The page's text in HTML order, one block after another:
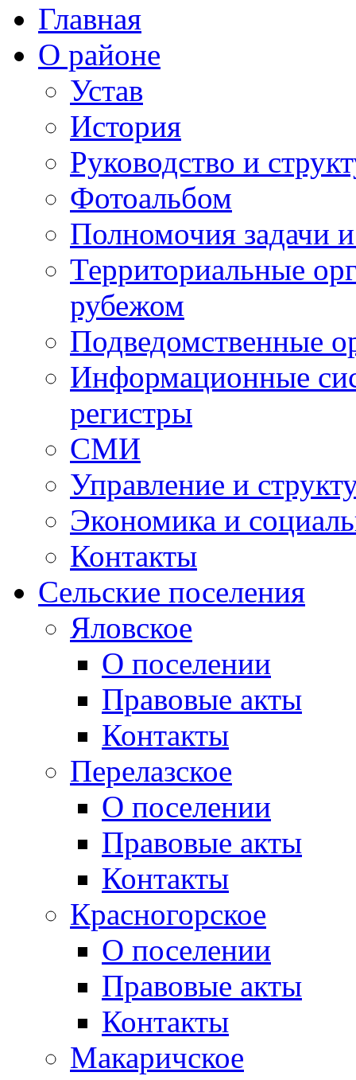
Главная
О районе
Устав
История
Руководство и
Фотоальбом
Полномочия задачи
Территориальные
рубежом
Подведомственные
Информационные
регистры
СМИ
Управление и
Экономика и
Контакты
Сельские поселения
Яловское
О поселении
Правовые акты
Контакты
Перелазское
О поселении
Правовые акты
Контакты
Красногорское
О поселении
Правовые акты
Контакты
Макаричское